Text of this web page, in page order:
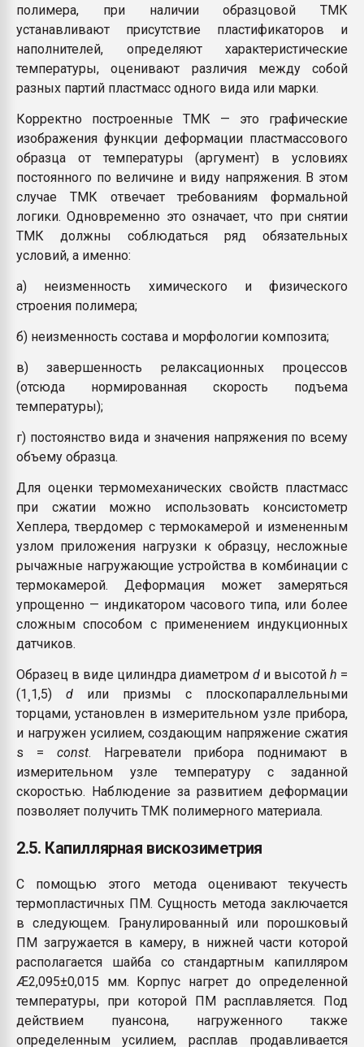
полимера, при наличии образцовой ТМК
устанавливают присутствие пластификаторов и
наполнителей, определяют характеристические
температуры, оценивают различия между собой
разных партий пластмасс одного вида или марки.
Корректно построенные ТМК — это графические
изображения функции деформации пластмассового
образца от температуры (аргумент) в условиях
постоянного по величине и виду напряжения. В этом
случае ТМК отвечает требованиям формальной
логики. Одновременно это означает, что при снятии
ТМК должны соблюдаться ряд обязательных
условий, а именно:
а) неизменность химического и физического
строения полимера;
б) неизменность состава и морфологии композита;
в) завершенность релаксационных процессов
(отсюда нормированная скорость подъема
температуры);
г) постоянство вида и значения напряжения по всему
объему образца.
Для оценки термомеханических свойств пластмасс
при сжатии можно использовать консистометр
Хеплера, твердомер с термокамерой и измененным
узлом приложения нагрузки к образцу, несложные
рычажные нагружающие устройства в комбинации с
термокамерой. Деформация может замеряться
упрощенно — индикатором часового типа, или более
сложным способом с применением индукционных
датчиков.
Образец в виде цилиндра диаметром dи высотой h =
(1¸1,5) d или призмы с плоскопараллельными
торцами, установлен в измерительном узле прибора,
и нагружен усилием, создающим напряжение сжатия
s = const. Нагреватели прибора поднимают в
измерительном узле температуру с заданной
скоростью. Наблюдение за развитием деформации
позволяет получить ТМК полимерного материала.
2.5. Капиллярная вискозиметрия
С помощью этого метода оценивают текучесть
термопластичных ПМ. Сущность метода заключается
в следующем. Гранулированный или порошковый
ПМ загружается в камеру, в нижней части которой
располагается шайба со стандартным капилляром
Æ2,095±0,015 мм. Корпус нагрет до определенной
температуры, при которой ПМ расплавляется. Под
действием пуансона, нагруженного также
определенным усилием, расплав продавливается